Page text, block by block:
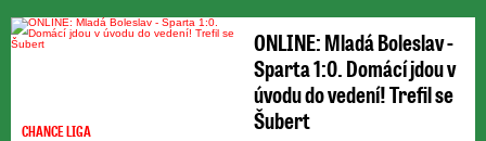
CHANCE LIGA
ONLINE: Mladá Boleslav -
Sparta 1:0. Domácí jdou v
úvodu do vedení! Trefil se
Šubert